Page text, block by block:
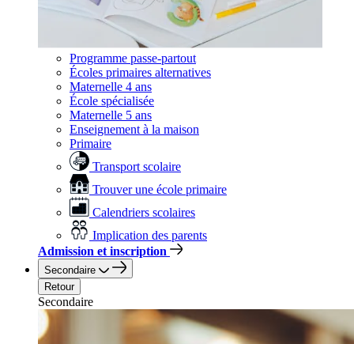
Programme passe-partout
Écoles primaires alternatives
Maternelle 4 ans
École spécialisée
Maternelle 5 ans
Enseignement à la maison
Primaire
Transport scolaire
Trouver une école primaire
Calendriers scolaires
Implication des parents
Admission et inscription
Secondaire
Retour
Secondaire